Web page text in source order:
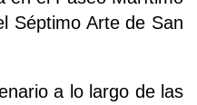
Séptimo Arte de San
a lo largo de las